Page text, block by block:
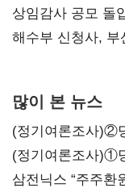
목소리
상임감사 공모 돌
강화"
해수부 신청사,
많이 본 뉴스
(정기여론조사)②
(정기여론조사)①
지지도 '50% 아래
삼전닉스 “주주환